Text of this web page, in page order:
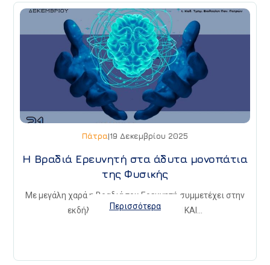
Πάτρα|19 Δεκεμβρίου 2025
H Βραδιά Ερευνητή στα άδυτα μονοπάτια
της Φυσικής
Με μεγάλη χαρά η Βραδιά του Ερευνητή συμμετέχει στην
εκδήλωση Η ΦΥΣΙΚΗ ΜΑΓΕΥΕΙ ΚΑΙ…
Περισσότερα